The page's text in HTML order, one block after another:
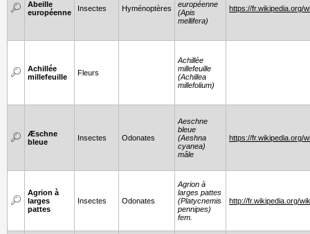
Abeille
européenne
Insectes Hyménoptères
européenne
(Apis
mellifera)
https://fr.wikipedia.org/
Achillée
millefeuille
Fleurs
Achillée
millefeuille
(Achillea
millefolium)
Æschne
bleue
Insectes Odonates
Aeschne
bleue
(Aeshna
cyanea)
mâle
https://fr.wikipedia.org/
Agrion à
larges
pattes
Insectes Odonates
Agrion à
larges pattes
(Platycnemis
pennipes)
fem.
http://fr.wikipedia.org/